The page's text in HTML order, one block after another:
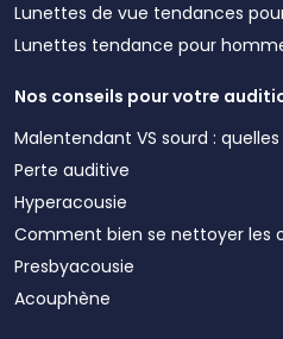
Lunettes de vue tendances
Lunettes tendance pour
Nos conseils pour votre
Malentendant VS sourd :
Perte auditive
Hyperacousie
Comment bien se nettoyer les
Presbyacousie
Acouphène